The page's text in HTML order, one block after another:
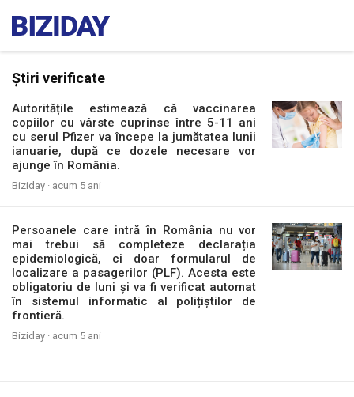
Știri verificate
Autoritățile estimează că vaccinarea
copiilor cu vârste cuprinse între 5-11 ani
cu serul Pfizer va începe la jumătatea lunii
ianuarie, după ce dozele necesare vor
ajunge în România.
Biziday · acum 5 ani
Persoanele care intră în România nu vor
mai trebui să completeze declarația
epidemiologică, ci doar formularul de
localizare a pasagerilor (PLF). Acesta este
obligatoriu de luni și va fi verificat automat
în sistemul informatic al polițiștilor de
frontieră.
Biziday · acum 5 ani